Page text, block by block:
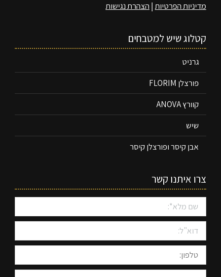
מדיניות הפרטיות | הצהרת נגישות
קטלוג שיש למטבחים
גרניט
פורצלן FLORIM
קוורץ ANOVA
שיש
אבן קיסר ופורצלן קיסר
צרו איתנו קשר